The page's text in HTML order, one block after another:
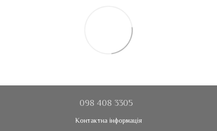
098 408 3305
Контактна інформація